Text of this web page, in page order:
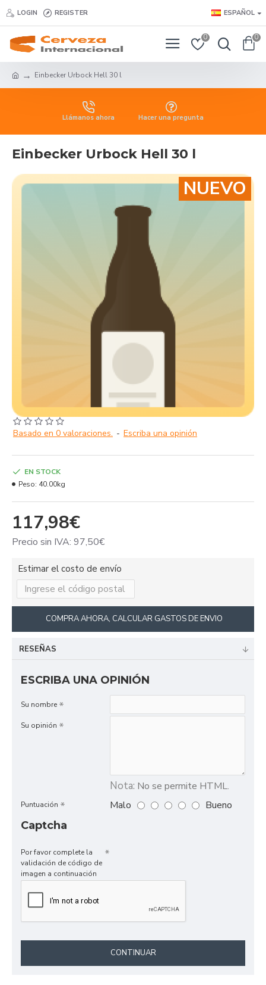
LOGIN REGISTER ESPAÑOL
0 0
Einbecker Urbock Hell 30 l
Llámanos ahora Hacer una pregunta
Einbecker Urbock Hell 30 l
NUEVO
Basado en 0 valoraciones. - Escriba una opinión
117,98€
Precio sin IVA: 97,50€
EN STOCK
Peso: 40.00kg
Estimar el costo de envío
COMPRA AHORA, CALCULAR GASTOS DE ENVIO
RESEÑAS
ESCRIBA UNA OPINIÓN
Su nombre
Su opinión
Nota: No se permite HTML.
Puntuación Malo
Bueno
Captcha
Por favor complete la
validación de código de
imagen a continuación
CONTINUAR